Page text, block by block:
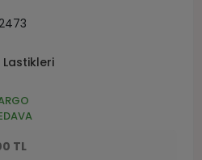
Lastikleri
TL